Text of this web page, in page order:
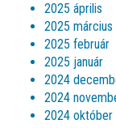
2025 április
2025 március
2025 február
2025 január
2024
2024
2024 október